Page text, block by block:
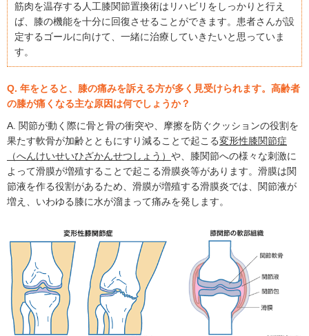
筋肉を温存する人工膝関節置換術はリハビリをしっかりと行え
ば、膝の機能を十分に回復させることができます。患者さんが設
定するゴールに向けて、一緒に治療していきたいと思っていま
す。
Q. 年をとると、膝の痛みを訴える方が多く見受けられます。高齢者
の膝が痛くなる主な原因は何でしょうか？
A. 関節が動く際に骨と骨の衝突や、摩擦を防ぐクッションの役割を
果たす軟骨が加齢とともにすり減ることで起こる変形性膝関節症
（へんけいせいひざかんせつしょう） や、膝関節への様々な刺激に
よって滑膜が増殖することで起こる滑膜炎等があります。滑膜は関
節液を作る役割があるため、滑膜が増殖する滑膜炎では、関節液が
増え、いわゆる膝に水が溜まって痛みを発します。